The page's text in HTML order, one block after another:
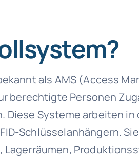
als AMS (Access
berechtigte Personen
Systeme arbeiten in
Schlüsselanhängern.
Lagerräumen,